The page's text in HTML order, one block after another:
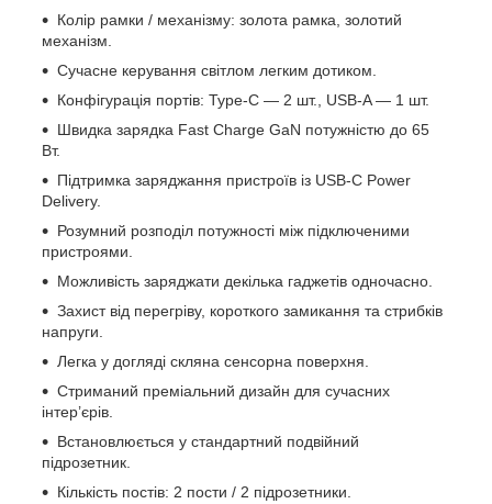
Колір рамки / механізму: золота рамка, золотий
механізм.
Сучасне керування світлом легким дотиком.
Конфігурація портів: Type-C — 2 шт., USB-A — 1 шт.
Швидка зарядка Fast Charge GaN потужністю до 65
Вт.
Підтримка заряджання пристроїв із USB-C Power
Delivery.
Розумний розподіл потужності між підключеними
пристроями.
Можливість заряджати декілька гаджетів одночасно.
Захист від перегріву, короткого замикання та стрибків
напруги.
Легка у догляді скляна сенсорна поверхня.
Стриманий преміальний дизайн для сучасних
інтер’єрів.
Встановлюється у стандартний подвійний
підрозетник.
Кількість постів: 2 пости / 2 підрозетники.